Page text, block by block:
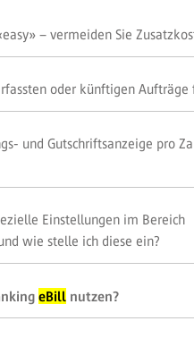
– vermeiden Sie
oder künftigen Aufträge
und Gutschriftsanzeige pro
Einstellungen im Bereich
wie stelle ich diese ein?
eBill nutzen?